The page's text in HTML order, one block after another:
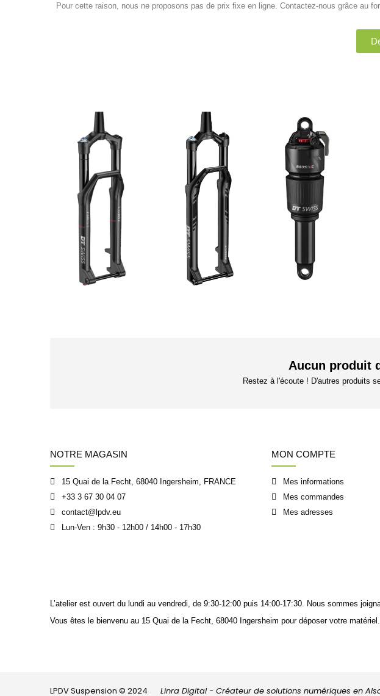
Pour cette raison, nous ne proposons pas de prix fixe en ligne. Contactez-nous grâce au
Aucun produit
Restez à l'écoute ! D'autres produits
NOTRE MAGASIN
15 Quai de la Fecht, 68040 Ingersheim, FRANCE
+33 3 67 30 04 07
contact@lpdv.eu
Lun-Ven : 9h30 - 12h00 / 14h00 - 17h30
MON COMPTE
Mes informations
Mes commandes
Mes adresses
L’atelier est ouvert du lundi au vendredi, de 9:30-12:00 puis 14:00-17:30. Nous sommes
Vous êtes le bienvenu au 15 Quai de la Fecht, 68040 Ingersheim pour déposer votre
LPDV Suspension © 2024 Linra Digital - Créateur de solutions numériques en